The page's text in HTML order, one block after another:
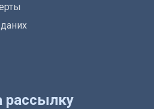
рассылку